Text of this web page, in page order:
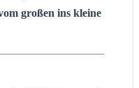
großen ins kleine